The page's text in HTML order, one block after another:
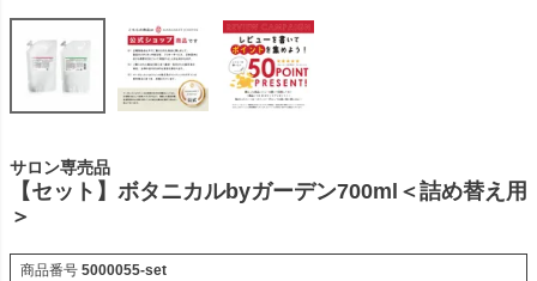
サロン専売品
【セット】ボタニカルbyガーデン700ml＜詰め替え用
＞
商品番号 5000055-set